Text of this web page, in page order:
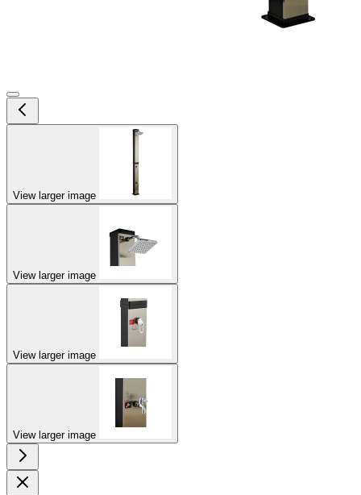
View larger image
View larger image
View larger image
View larger image